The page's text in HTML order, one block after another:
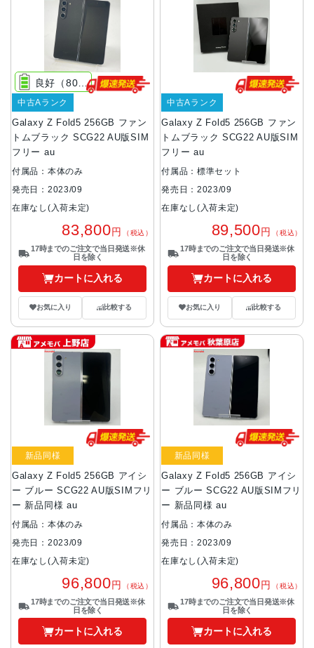
Galaxy Z Fold5 256GB ファン
トムブラック SCG22 AU版SIM
フリー au
良好（80%以上）
中古Aランク
付属品：本体のみ
発売日：2023/09
在庫なし(入荷未定)
83,800円 （税込）
17時までのご注文で当日発送※休
日を除く
カートに入れる
お気に入り 比較する
Galaxy Z Fold5 256GB ファン
トムブラック SCG22 AU版SIM
フリー au
中古Aランク
付属品：標準セット
発売日：2023/09
在庫なし(入荷未定)
89,500円 （税込）
17時までのご注文で当日発送※休
日を除く
カートに入れる
お気に入り 比較する
Galaxy Z Fold5 256GB アイシ
ー ブルー SCG22 AU版SIMフリ
ー 新品同様 au
新品同様
付属品：本体のみ
発売日：2023/09
在庫なし(入荷未定)
96,800円 （税込）
17時までのご注文で当日発送※休
日を除く
カートに入れる
Galaxy Z Fold5 256GB アイシ
ー ブルー SCG22 AU版SIMフリ
ー 新品同様 au
新品同様
付属品：本体のみ
発売日：2023/09
在庫なし(入荷未定)
96,800円 （税込）
17時までのご注文で当日発送※休
日を除く
カートに入れる